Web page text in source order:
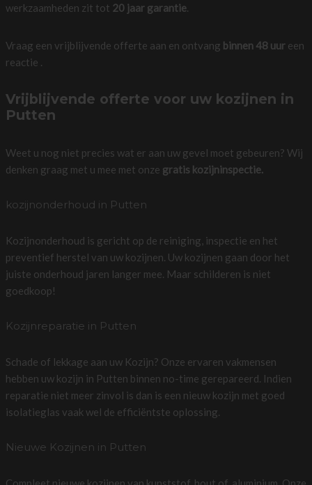
werkzaamheden zit tot 20 jaar garantie.
Vraag een vrijblijvende offerte aan en ontvang binnen 48 uureen
reactie .
Vrijblijvende offerte voor uw kozijnen in
Putten
Weet u nog niet precies wat er aan uw gevel moet gebeuren? Wij
denken graag met u mee met onze gratis kozijninspectie.
kozijnonderhoud in Putten
Kozijnonderhoud is gericht op de reiniging, inspectie en het
preventief herstel van uw kozijnen. Uw kozijnen gaan door het
juiste onderhoud jaren langer mee. Maar schilderen is niet
goedkoop!
Kozijnreparatie in Putten
Schade of lekkage aan uw Kozijn? Onze ervaren vakmensen
hebben uw kozijn in Putten binnen no-time gerepareerd. Indien
reparatie niet meer zinvol is dan is een nieuw kozijn met goed
isolatieglas vaak wel de efficiëntste oplossing.
Nieuwe Kozijnen in Putten